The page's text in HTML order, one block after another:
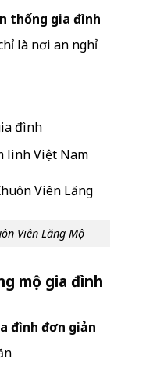
thống gia đình
là nơi an nghỉ
đình
linh Việt Nam
Viên Lăng Mộ
mộ gia đình
đình đơn giản